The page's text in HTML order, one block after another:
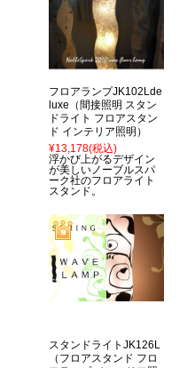
フロアランプJK102Lde
luxe（間接照明 スタン
ドライト フロアスタン
ド インテリア照明）
¥13,178(税込)
浮かび上がるデザイン
が美しいノーブルスパ
ーク社のフロアライト
スタンド。
スタンドライトJK126L
（フロアスタンド フロ